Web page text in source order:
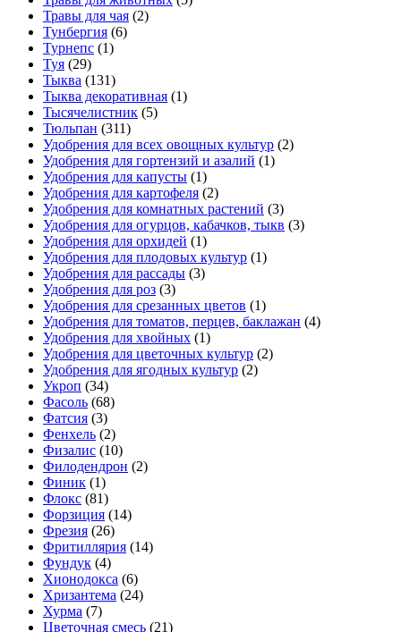
Травы для чая (2)
Тунбергия (6)
Турнепс (1)
Туя (29)
Тыква (131)
Тыква декоративная (1)
Тысячелистник (5)
Тюльпан (311)
Удобрения для всех овощных культур (2)
Удобрения для гортензий и азалий (1)
Удобрения для капусты (1)
Удобрения для картофеля (2)
Удобрения для комнатных растений (3)
Удобрения для огурцов, кабачков, тыкв (3)
Удобрения для орхидей (1)
Удобрения для плодовых культур (1)
Удобрения для рассады (3)
Удобрения для роз (3)
Удобрения для срезанных цветов (1)
Удобрения для томатов, перцев, баклажан (4)
Удобрения для хвойных (1)
Удобрения для цветочных культур (2)
Удобрения для ягодных культур (2)
Укроп (34)
Фасоль (68)
Фатсия (3)
Фенхель (2)
Физалис (10)
Филодендрон (2)
Финик (1)
Флокс (81)
Форзиция (14)
Фрезия (26)
Фритиллярия (14)
Фундук (4)
Хионодокса (6)
Хризантема (24)
Хурма (7)
Цветочная смесь (21)